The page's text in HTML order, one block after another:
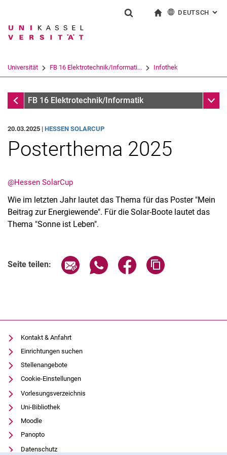
Springe direkt zu: Inhalt
Springe direkt zu: Suche
Springe direkt zu:
Suchbegriff
Suchen (öffnet externen Link in einem
DEUTSCH :
Universität FB 16 Elektrotechnik/Informati... Infothek
InfothekFB 16 Elektrotechnik/Informatik
Veranstaltungen
Stellenausschreibungen
20.03.2025 | HESSEN SOLARCUP
Posterthema 2025
@Hessen SolarCup
Wie im letzten Jahr lautet das Thema für das Poster "Mein
Beitrag zur Energiewende". Für die Solar-Boote lautet das
Thema "Sonne ist Leben".
Seite teilen: Seite über E-Mail teilen
Seite über WhatsApp teilen
Seite über Facebook
Kontakt & Anfahrt
Einrichtungen suchen
Stellenangebote
Cookie-Einstellungen
Vorlesungsverzeichnis
Uni-Bibliothek
Moodle
Panopto
Datenschutz